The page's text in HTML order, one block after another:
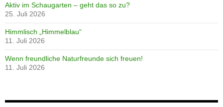
Aktiv im Schaugarten – geht das so zu?
25. Juli 2026
Himmlisch „Himmelblau“
11. Juli 2026
Wenn freundliche Naturfreunde sich freuen!
11. Juli 2026